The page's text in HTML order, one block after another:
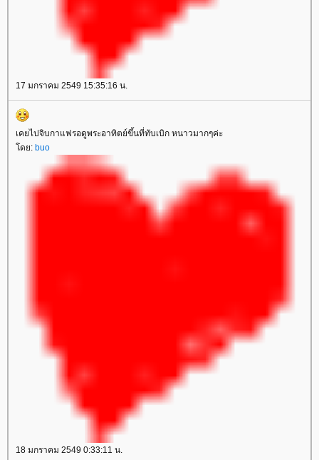
17 มกราคม 2549 15:35:16 น.
เคยไปจิบกาแฟรอดูพระอาทิตย์ขึ้นที่ทับเบิก หนาวมากๆค่ะ
ดย: buo
18 มกราคม 2549 0:33:11 น.